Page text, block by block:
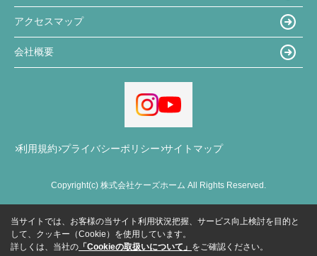
アクセスマップ
会社概要
利用規約 プライバシーポリシー サイトマップ
Copyright(c) 株式会社ケーズホーム All Rights Reserved.
当サイトでは、お客様の当サイト利用状況把握、サービス向上検討を目的と
して、クッキー（Cookie）を使用しています。
詳しくは、当社の 「Cookieの取扱いについて」 をご確認ください。